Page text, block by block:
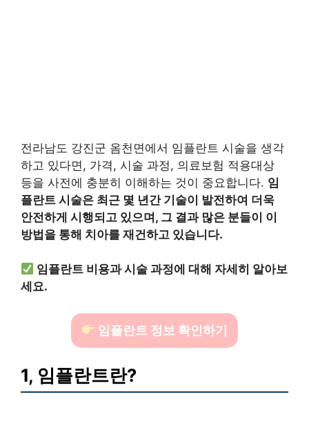
전라남도 강진군 옴천면에서 임플란트 시술을 생각
하고 있다면, 가격, 시술 과정, 의료보험 적용대상
등을 사전에 충분히 이해하는 것이 중요합니다. 임
플란트 시술은 최근 몇 년간 기술이 발전하여 더욱
안전하게 시행되고 있으며, 그 결과 많은 분들이 이
방법을 통해 치아를 재건하고 있습니다.
임플란트 비용과 시술 과정에 대해 자세히 알아보
세요.
임플란트 정보 확인하기
1, 임플란트란?